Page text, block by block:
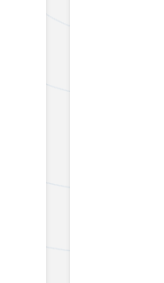
Barreto